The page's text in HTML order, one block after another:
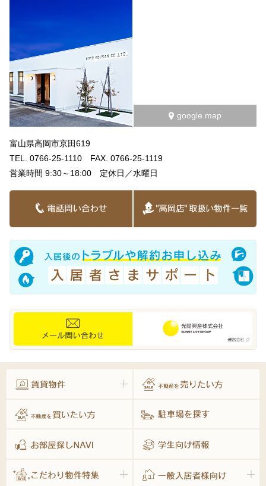
google map
富山県高岡市京田619
TEL. 0766-25-1110 FAX. 0766-25-1119
営業時間 9:30～18:00 定休日／水曜日